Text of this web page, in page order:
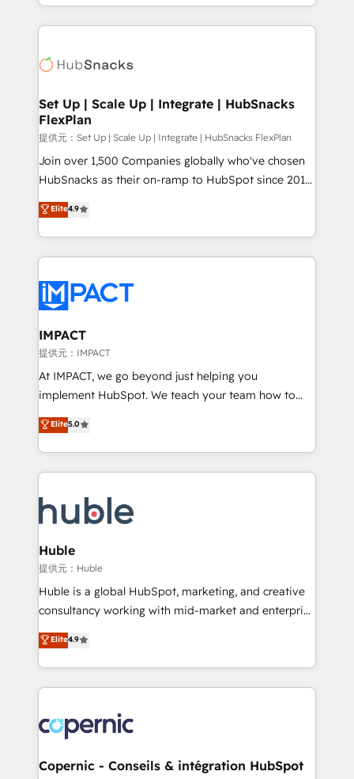
WooCommerce, BuilderTrend, and more Experience
the difference — reach out to see how AI + HubSpot
digital marketing; we do it all (and with great
results)! In short, our services include: - HubSpot
HubSpot development: websites, custom modules,
marketing, advertising, campaigns, content and
design We connect people, data and technology to
improve customer experiences. With our bright
people, exciting ideas and can-do mentality, we
ensure revenue growth on a daily basis. So tell us
team of 100+ experts is ready for you! Driving digital
growth | www.brightdigital.com
Set Up | Scale Up | Integrate | HubSnacks
FlexPlan
提供元：Set Up | Scale Up | Integrate | HubSnacks FlexPlan
Join over 1,500 Companies globally who've chosen
HubSnacks as their on-ramp to HubSpot since 2014
Simple pay-as-you-go plans that accelerate value...
1️⃣ Set Up | Onboarding New or Check-fixing existing
HubSpot portals 2️⃣ Scale Up | 100% HubSpot Task
Execution... Global 24/7 ... All Experts 3️⃣ Integrate |
Slash months from your API Integration project... ⬅️
Click "Contact Business" ⬅️ to access 150+ Kickstart
Integration templates that put HubSpot in the center
of your tech stack, syncing... 🛍️ Shopify or
WooCommerce 💲 Stripe or Paypal 💰 Sage or
Netsuite 🤖 Google or Microsoft ✍️ DocuSign or
the rare Advanced "Custom Integrations"
Accreditation, securely sync data across... 🔄 any
new HubSpot portal with Advanced Website and
CRM Migrations using our in-house "HubScrub" Tool.
Elite4.9
IMPACT
提供元：IMPACT
At IMPACT, we go beyond just helping you
implement HubSpot. We teach your team how to
master it. As the creators of the Endless Customers
System™ (the next evolution of They Ask, You
Answer), we’re the only HubSpot partner built
entirely around coaching and training. That means
skills, processes, and internal team you need to
attract the right buyers, close deals faster, and grow
without outside dependencies. You’ll learn how to: •
Set up, audit, and organize your HubSpot portal •
Get your sales team fully using HubSpot • Track
pipeline and revenue across the entire buyer journey
growth • Create content and videos that attract
buyers • Use AI to scale smarter Our coaching-led
lasts. So if you're ready to become the most trusted
voice in your market, let’s talk.
Elite5.0
Huble
提供元：Huble
Huble is a global HubSpot, marketing, and creative
consultancy working with mid-market and enterprise
businesses. We go beyond implementation, shaping
the strategy, processes, and teams that turn
HubSpot into a genuine growth engine. Named
HubSpot's Global Partner of the Year in 2024,
worldwide, and with over 15 years in the ecosystem,
Huble has built a track record that speaks for itself.
One company, one operating model, delivering
Elite4.9
Copernic - Conseils & intégration HubSpot